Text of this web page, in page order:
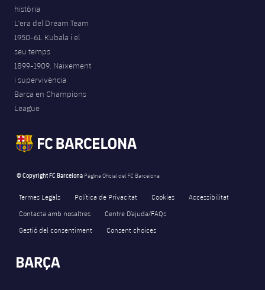
història
L'era del Dream Team
1950-61. Kubala i el
seu temps
1899-1909. Naixement
i supervivència
Barça en Champions
League
© Copyright FC Barcelona Pàgina Oficial del FC Barcelona
Termes Legals Política de Privacitat Cookies
Accessibilitat
Contacta amb nosaltres
Centre D’ajuda/FAQs
Gestió del consentiment
Consent choices